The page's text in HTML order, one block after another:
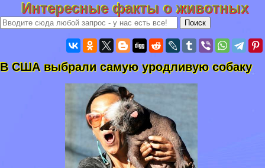
Интересные факты о животных
В США выбрали самую уpoдливую собаку